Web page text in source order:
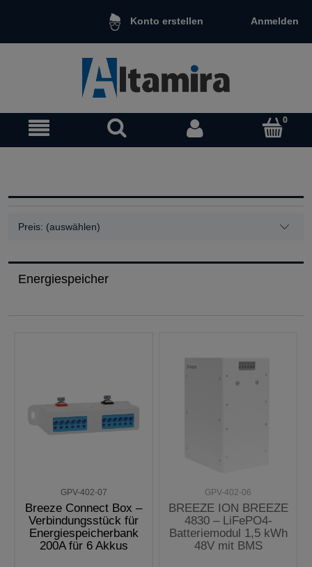
Konto erstellen Anmelden
Preis: (auswählen)
Energiespeicher
GPV-402-07
Breeze Connect Box –
Verbindungsstück für
Energiespeicherbank
200A für 6 Akkus
GPV-402-06
BREEZE ION BREEZE
4830 – LiFePO4-
Batteriemodul 1,5 kWh
48V mit BMS